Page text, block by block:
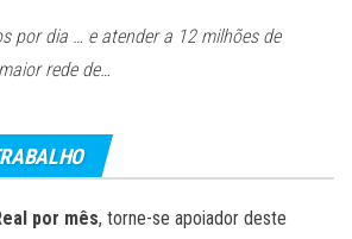
por dia … e atender a 12 milhões de
rede de…
por mês, torne-se apoiador deste